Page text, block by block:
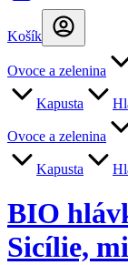
Košík
Ovoce a zelenina
Kapusta
Ovoce a zelenina
Kapusta
BIO
Sicílie,